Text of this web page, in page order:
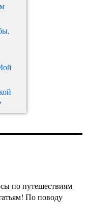
по путешествиям
По поводу